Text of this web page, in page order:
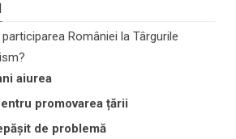
României la Târgurile
aiurea
promovarea țării
de problemă